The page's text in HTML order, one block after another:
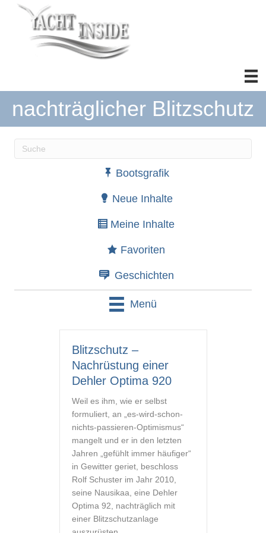
nachträglicher Blitzschutz
Wenn die Ergebnisse der automatischen
Bootsgrafik
Neue Inhalte
Meine Inhalte
Favoriten
Geschichten
Menü
Blitzschutz –
Nachrüstung einer
Dehler Optima 920
Weil es ihm, wie er selbst
formuliert, an „es-wird-schon-
nichts-passieren-Optimismus“
mangelt und er in den letzten
Jahren „gefühlt immer häufiger“
in Gewitter geriet, beschloss
Rolf Schuster im Jahr 2010,
seine Nausikaa, eine Dehler
Optima 92, nachträglich mit
einer Blitzschutzanlage